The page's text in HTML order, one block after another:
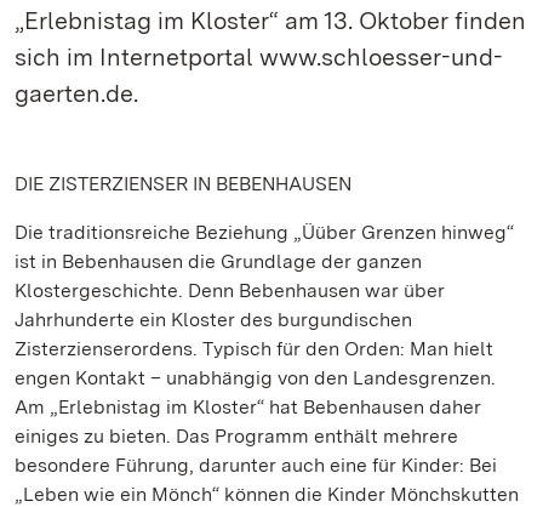
„Erlebnistag im Kloster“ am 13. Oktober finden
sich im Internetportal www.schloesser-und-
gaerten.de.
DIE ZISTERZIENSER IN BEBENHAUSEN
Die traditionsreiche Beziehung „Üüber Grenzen hinweg“
ist in Bebenhausen die Grundlage der ganzen
Klostergeschichte. Denn Bebenhausen war über
Jahrhunderte ein Kloster des burgundischen
Zisterzienserordens. Typisch für den Orden: Man hielt
engen Kontakt – unabhängig von den Landesgrenzen.
Am „Erlebnistag im Kloster“ hat Bebenhausen daher
einiges zu bieten. Das Programm enthält mehrere
besondere Führung, darunter auch eine für Kinder: Bei
„Leben wie ein Mönch“ können die Kinder Mönchskutten